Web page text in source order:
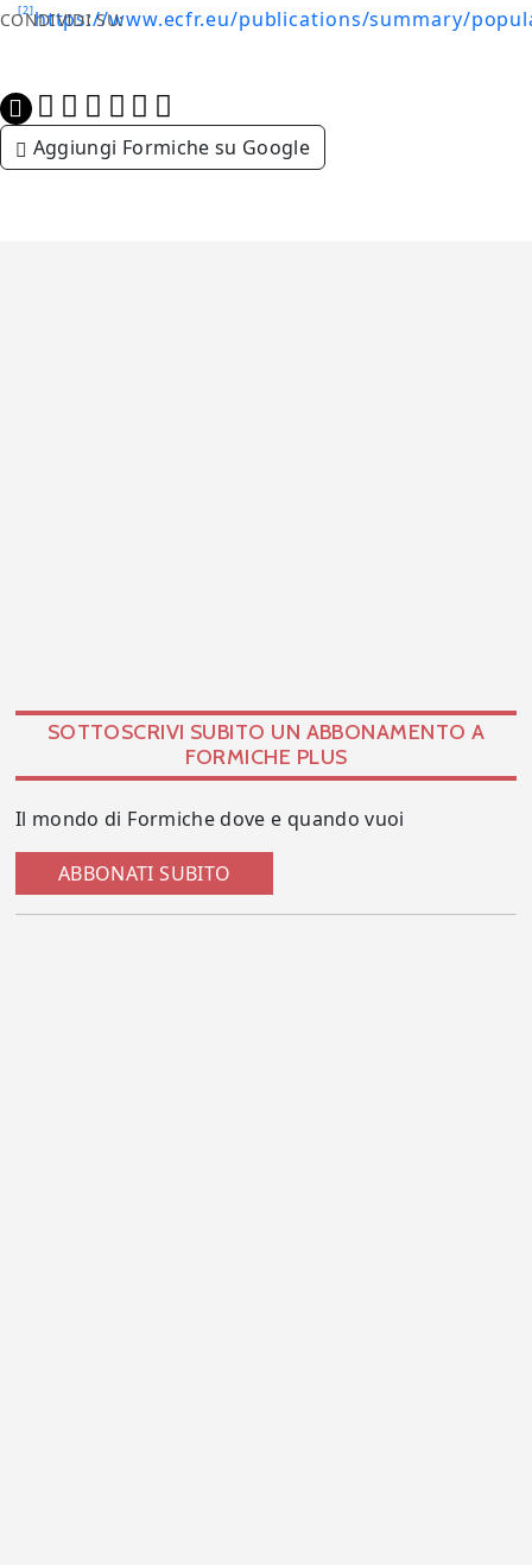
[2]https://www.ecfr.eu/publications/summary/
CONDIVIDI SU:
Aggiungi Formiche su Google
SOTTOSCRIVI SUBITO UN ABBONAMENTO A
FORMICHE PLUS
Il mondo di Formiche dove e quando vuoi
ABBONATI SUBITO